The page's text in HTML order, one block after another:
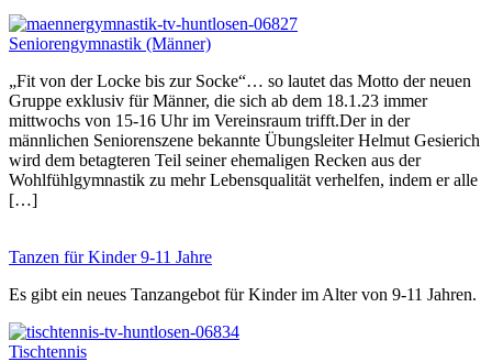
Seniorengymnastik (Männer)
„Fit von der Locke bis zur Socke“… so lautet das Motto der neuen
Gruppe exklusiv für Männer, die sich ab dem 18.1.23 immer
mittwochs von 15-16 Uhr im Vereinsraum trifft.Der in der
männlichen Seniorenszene bekannte Übungsleiter Helmut Gesierich
wird dem betagteren Teil seiner ehemaligen Recken aus der
Wohlfühlgymnastik zu mehr Lebensqualität verhelfen, indem er alle
[…]
Tanzen für Kinder 9-11 Jahre
Es gibt ein neues Tanzangebot für Kinder im Alter von 9-11 Jahren.
Tischtennis